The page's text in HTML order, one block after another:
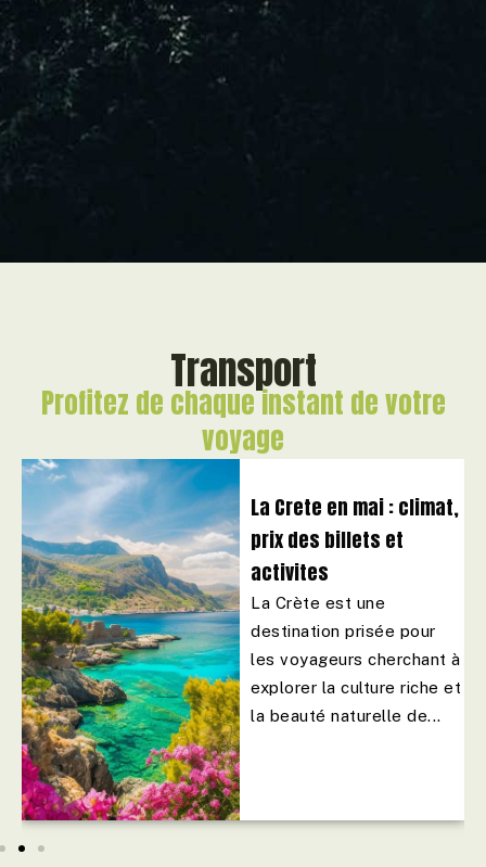
Transport
Profitez de chaque instant de votre
voyage
La Crete en mai : climat,
prix des billets et
activites
La Crète est une
destination prisée pour
les voyageurs cherchant à
explorer la culture riche et
la beauté naturelle de...